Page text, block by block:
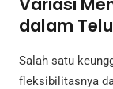
dalam
Salah satu
fleksibilitasnya